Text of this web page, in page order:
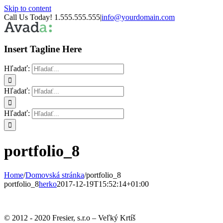
Skip to content
Call Us Today! 1.555.555.555|info@yourdomain.com
Insert Tagline Here
Hľadať:
Hľadať:
Hľadať:
portfolio_8
Home/Domovská stránka/portfolio_8
portfolio_8herko2017-12-19T15:52:14+01:00
© 2012 - 2020 Fresier, s.r.o – Veľký Krtíš